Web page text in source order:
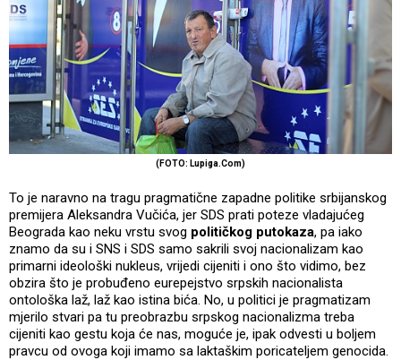
(FOTO: Lupiga.Com)
To je naravno na tragu pragmatične zapadne politike srbijanskog
premijera Aleksandra Vučića, jer SDS prati poteze vladajućeg
Beograda kao neku vrstu svog političkog putokaza, pa iako
znamo da su i SNS i SDS samo sakrili svoj nacionalizam kao
primarni ideološki nukleus, vrijedi cijeniti i ono što vidimo, bez
obzira što je probuđeno eurepejstvo srpskih nacionalista
ontološka laž, laž kao istina bića. No, u politici je pragmatizam
mjerilo stvari pa tu preobrazbu srpskog nacionalizma treba
cijeniti kao gestu koja će nas, moguće je, ipak odvesti u boljem
pravcu od ovoga koji imamo sa laktaškim poricateljem genocida.